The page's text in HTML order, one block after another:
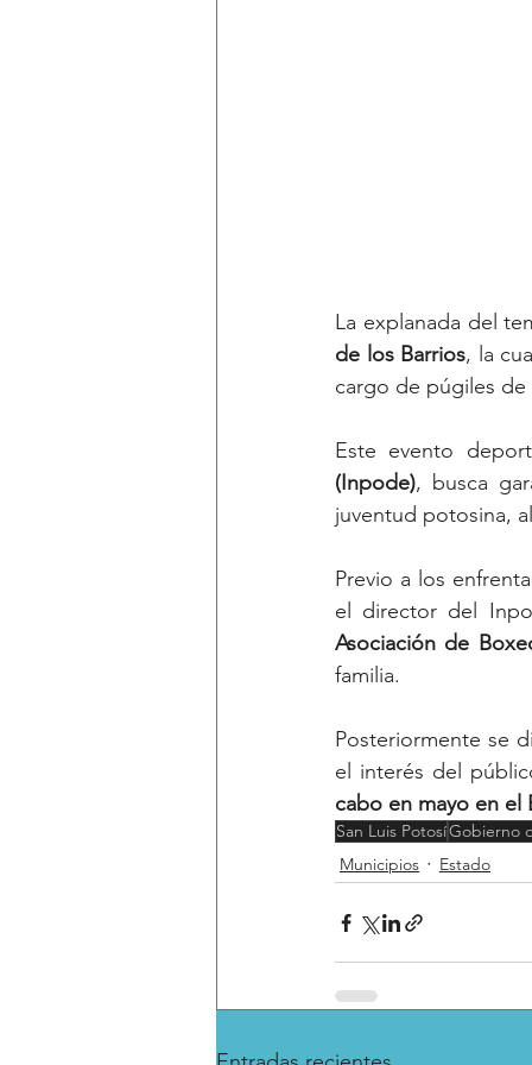
La explanada del
de los Barrios, la
cargo de púgiles de
(Inpode), busca
juventud potosina,
Previo a los
Asociación de
familia.
Posteriormente se
el interés del
cabo en mayo en el
San Luis PotosíGobierno
Municipios
Estado